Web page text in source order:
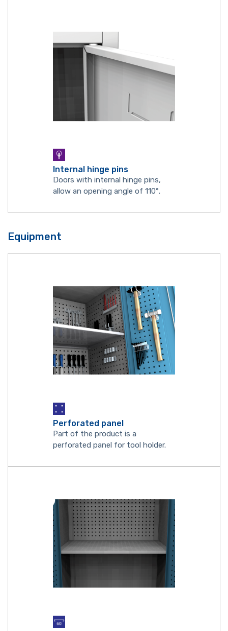
Internal hinge pins
Doors with internal hinge pins,
allow an opening angle of 110°.
Equipment
Perforated panel
Part of the product is a
perforated panel for tool holder.